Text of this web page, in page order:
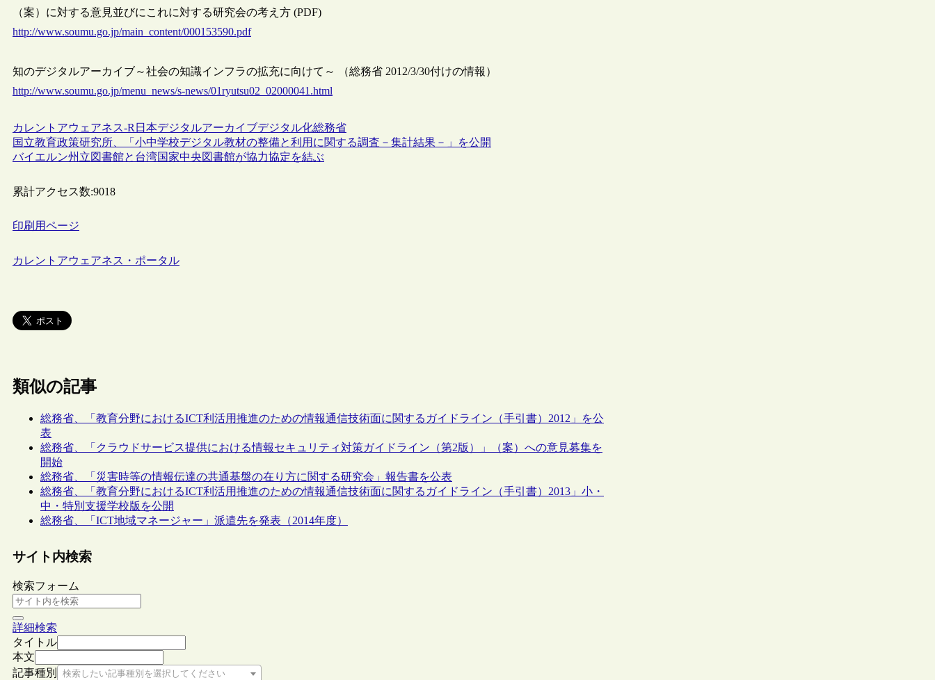
（案）に対する意見並びにこれに対する研究会の考え方 (PDF)
http://www.soumu.go.jp/main_content/000153590.pdf
知のデジタルアーカイブ～社会の知識インフラの拡充に向けて～ （総務省 2012/3/30付けの情報）
http://www.soumu.go.jp/menu_news/s-news/01ryutsu02_02000041.html
カレントアウェアネス-R 日本デジタルアーカイブデジタル化総務省
国立教育政策研究所、「小中学校デジタル教材の整備と利用に関する調査－集計結果－」を公開
バイエルン州立図書館と台湾国家中央図書館が協力協定を結ぶ
累計アクセス数:9018
印刷用ページ
カレントアウェアネス・ポータル
類似の記事
総務省、「教育分野におけるICT利活用推進のための情報通信技術面に関するガイドライン（手引書）2012」を公
表
総務省、「クラウドサービス提供における情報セキュリティ対策ガイドライン（第2版）」（案）への意見募集を
開始
総務省、「災害時等の情報伝達の共通基盤の在り方に関する研究会」報告書を公表
総務省、「教育分野におけるICT利活用推進のための情報通信技術面に関するガイドライン（手引書）2013」小・
中・特別支援学校版を公開
総務省、「ICT地域マネージャー」派遣先を発表（2014年度）
サイト内検索
検索フォーム
詳細検索
タイトル
本文
記事種別
検索したい記事種別を選択してください